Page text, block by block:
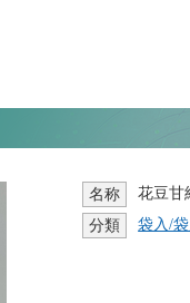
名称
花豆甘
分類
袋入/袋